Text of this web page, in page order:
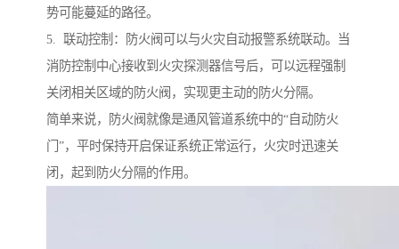
势可能蔓延的路径。
5. 联动控制：防火阀可以与火灾自动报警系统联动。当
消防控制中心接收到火灾探测器信号后，可以远程强制
关闭相关区域的防火阀，实现更主动的防火分隔。
简单来说，防火阀就像是通风管道系统中的“自动防火
门”，平时保持开启保证系统正常运行，火灾时迅速关
闭，起到防火分隔的作用。